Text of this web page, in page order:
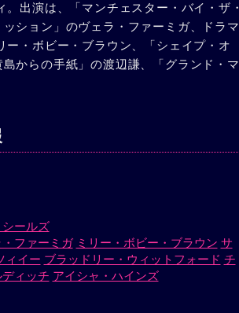
出演は、「マンチェスター・バイ・ザ・
ション」のヴェラ・ファーミガ、ドラマ
ー・ボビー・ブラウン、「シェイプ・オ
からの手紙」の渡辺謙、「グランド・マ
ールズ
ファーミガ ミリー・ボビー・ブラウン サ
ィイー ブラッドリー・ウィットフォード チ
ディッチ アイシャ・ハインズ